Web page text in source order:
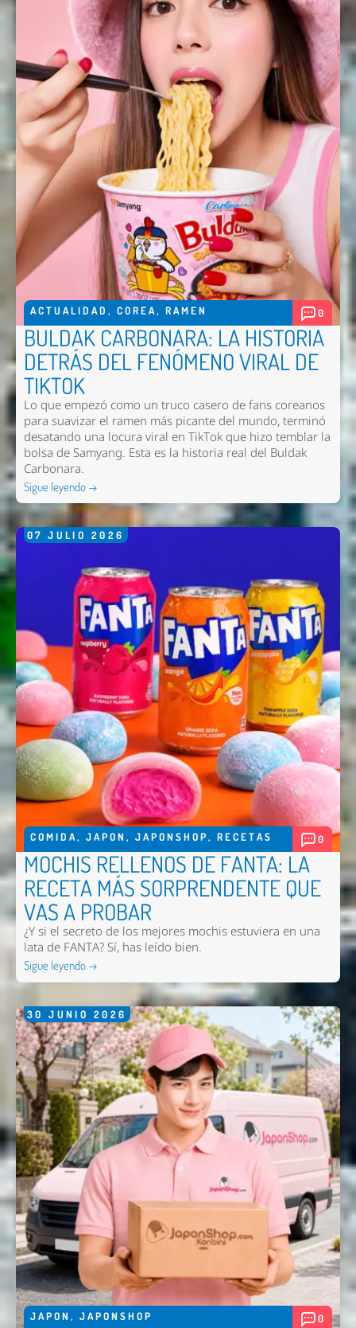
ACTUALIDAD , COREA, RAMEN 0
BULDAK CARBONARA: LA HISTORIA
DETRÁS DEL FENÓMENO VIRAL DE
TIKTOK
Lo que empezó como un truco casero de fans coreanos
para suavizar el ramen más picante del mundo, terminó
desatando una locura viral en TikTok que hizo temblar la
bolsa de Samyang. Esta es la historia real del Buldak
Carbonara.
Sigue leyendo →
07 JULIO 2026
COMIDA, JAPON , JAPONSHOP, RECETAS 0
MOCHIS RELLENOS DE FANTA: LA
RECETA MÁS SORPRENDENTE QUE
VAS A PROBAR
¿Y si el secreto de los mejores mochis estuviera en una
lata de FANTA? Sí, has leído bien.
Sigue leyendo →
30 JUNIO 2026
JAPON , JAPONSHOP 0
Nombre *
Email *
Comentario *